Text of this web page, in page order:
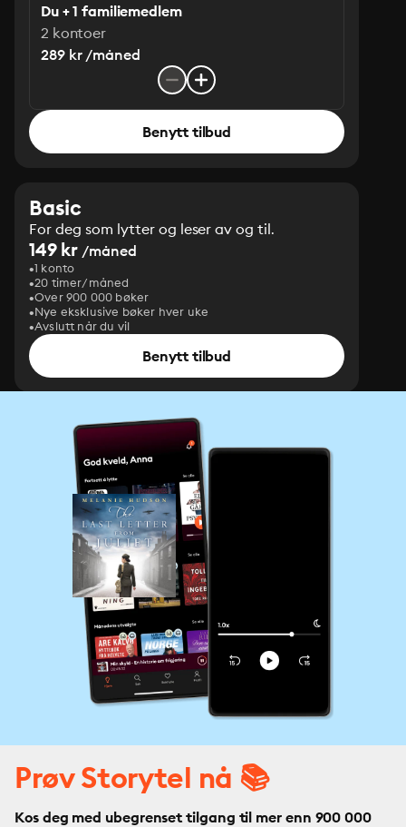
Du + 1 familiemedlem
2 kontoer
289 kr /måned
Benytt tilbud
Basic
For deg som lytter og leser av og til.
149 kr /måned
1 konto
20 timer/måned
Over 900 000 bøker
Nye eksklusive bøker hver uke
Avslutt når du vil
Benytt tilbud
Prøv Storytel nå 📚
Kos deg med ubegrenset tilgang til mer enn 900 000